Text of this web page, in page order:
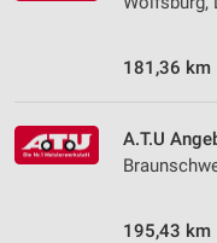
181,36 km
A.T.U
195,43 km